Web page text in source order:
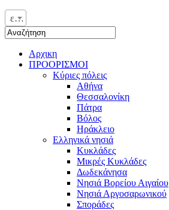
ελ
Αρχικη
ΠΡΟΟΡΙΣΜΟΙ
Κύριες πόλεις
Αθήνα
Θεσσαλονίκη
Πάτρα
Βόλος
Ηράκλειο
Ελληνικά νησιά
Κυκλάδες
Μικρές Κυκλάδες
Δωδεκάνησα
Νησιά Βορείου Αιγαίου
Νησιά Αργοσαρωνικού
Σποράδες